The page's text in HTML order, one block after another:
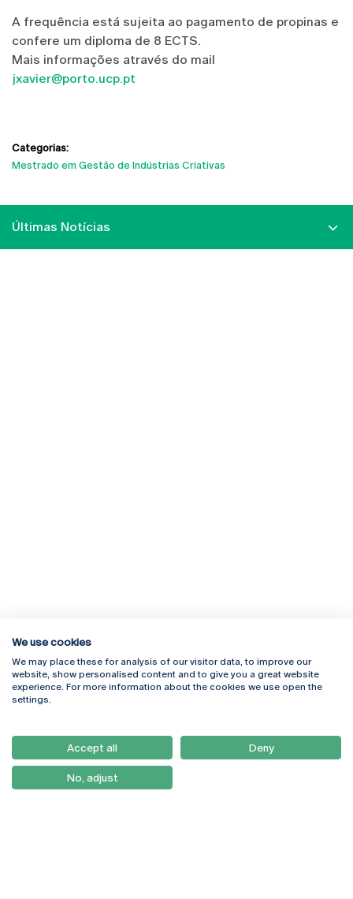
A frequência está sujeita ao pagamento de propinas e
confere um diploma de 8 ECTS.
Mais informações através do mail
jxavier@porto.ucp.pt
Categorias:
Mestrado em Gestão de Indústrias Criativas
Últimas Notícias
Rua Diogo Botelho 1327
4169-005 Porto
+351 226 196 240
Campus Online
Webmail
Como Chegar
Newsletter
We use cookies
We may place these for analysis of our visitor data, to improve our
website, show personalised content and to give you a great website
experience. For more information about the cookies we use open the
settings.
Accept all Deny
No, adjust